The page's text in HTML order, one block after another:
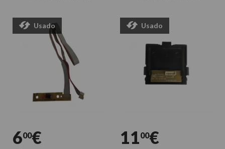
Usado
600€
Usado
1100€